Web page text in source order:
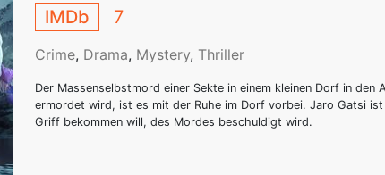
IMDb 7
Crime, Drama, Mystery, Thriller
Der Massenselbstmord einer Sekte in einem kleinen Dorf in
ermordet wird, ist es mit der Ruhe im Dorf vorbei. Jaro Gatsi
Griff bekommen will, des Mordes beschuldigt wird.